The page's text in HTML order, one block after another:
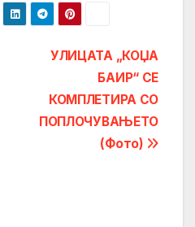
УЛИЦАТА „КОЏА
БАИР“ СЕ
КОМПЛЕТИРА СО
ПОПЛОЧУВАЊЕТО
(Фото)